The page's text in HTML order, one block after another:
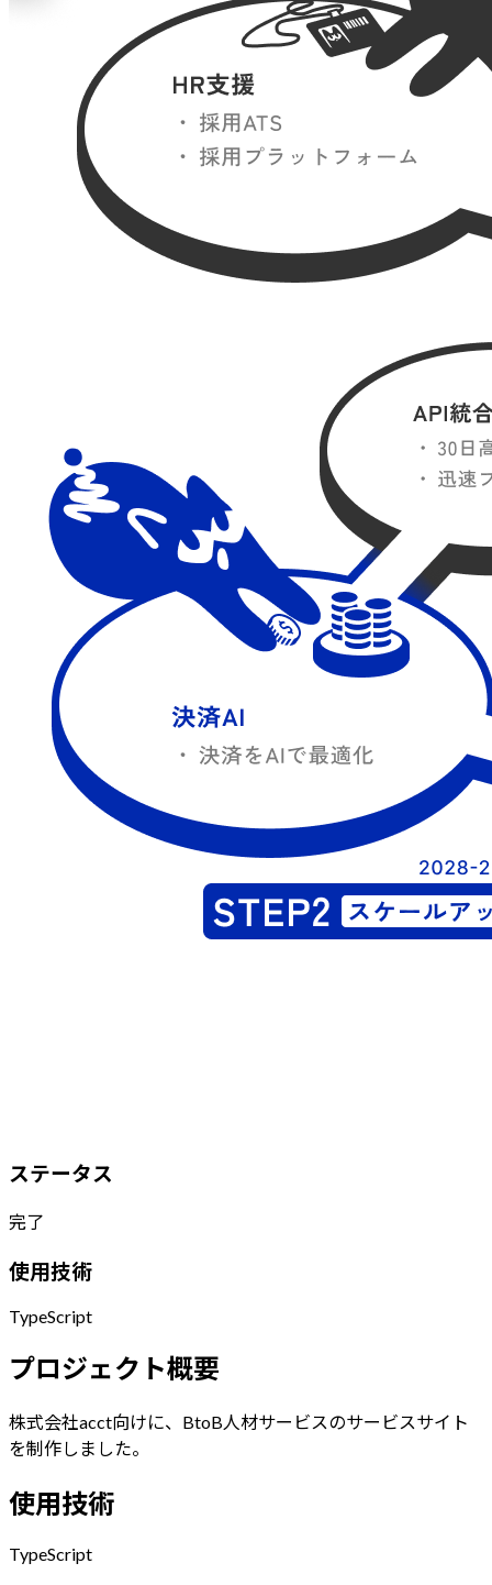
ステータス
完了
使用技術
TypeScript
プロジェクト概要
株式会社acct向けに、BtoB人材サービスのサービスサイト
を制作しました。
使用技術
TypeScript